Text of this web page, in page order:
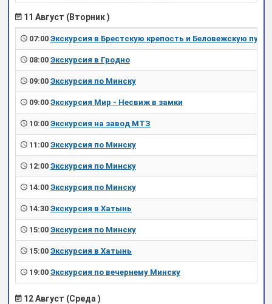
11 Август (Вторник )
07:00 Экскурсия в Брестскую крепость и Беловежскую пущу
08:00 Экскурсия в Гродно
09:00 Экскурсия по Минску
09:00 Экскурсия Мир - Несвиж в замки
10:00 Экскурсия на завод МТЗ
11:00 Экскурсия по Минску
12:00 Экскурсия по Минску
14:00 Экскурсия по Минску
14:30 Экскурсия в Хатынь
15:00 Экскурсия по Минску
15:00 Экскурсия в Хатынь
19:00 Экскурсия по вечернему Минску
12 Август (Среда )